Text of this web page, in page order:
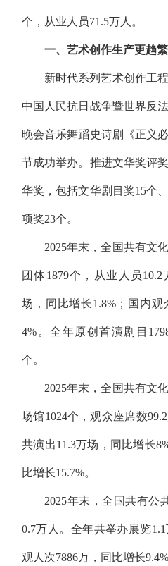
个，从业人员71.5万人。
一、艺术创作生产更趋
新时代系列艺术创作工
中国人民抗日战争暨世界反
晚会音乐舞蹈史诗剧《正义
节成功举办。推进文华奖评
华奖，包括文华剧目奖15个
项奖23个。
2025年末，全国共有文
团体1879个，从业人员
场，同比增长1.8%；国内
4%。全年原创首演剧目
个。
2025年末，全国共有文
场馆1024个，观众座席数
共演出11.3万场，同比增长
比增长15.7%。
2025年末，全国共有公
0.7万人。全年共举办展览
观人次7886万，同比增长